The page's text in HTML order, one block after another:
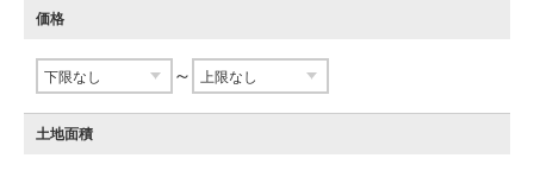
価格
～
土地面積